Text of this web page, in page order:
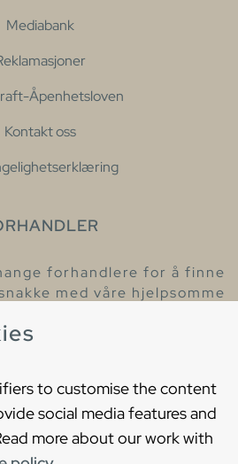
to customise the content
social media features and
more about our work with
Mediabank
Åpenhetsloven
Kontakt oss
forhandlere for å finne
med våre hjelpsomme